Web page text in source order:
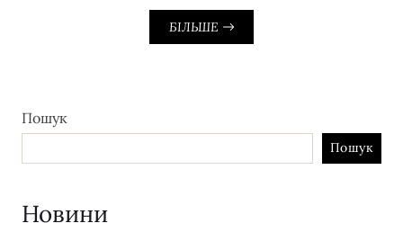
БІЛЬШЕ
Пошук
Пошук
Новини